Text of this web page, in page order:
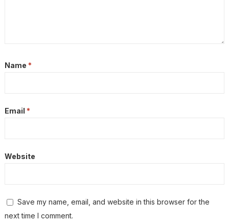
Name *
Email *
Website
Save my name, email, and website in this browser for the
next time I comment.